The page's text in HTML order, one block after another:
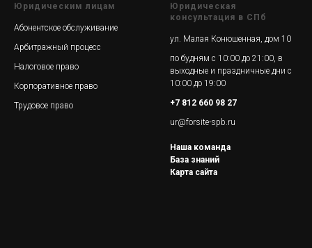
Юридическим лицам
Абонентское обслуживание
Арбитражный процесс
Налоговое право
Корпоративное право
Трудовое право
Юридическая
консультация в СПб
ул. Малая Конюшенная, дом 10
по будням с 10:00 до 21:00, в
выходные и праздничные дни с
10:00 до 19:00
+7 812 660 98 27
ur@forsite-spb.ru
Наша команда
База знаний
Карта сайта